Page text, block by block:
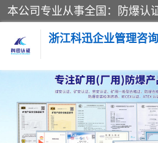
浙江科迅企业管理咨
煤安认证
防爆合格证